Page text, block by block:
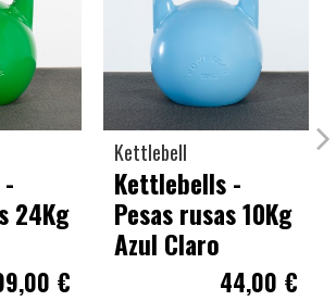
24Kg
€
Kettlebell
Kettlebells -
Pesas rusas 10Kg
Azul Claro
44,00 €